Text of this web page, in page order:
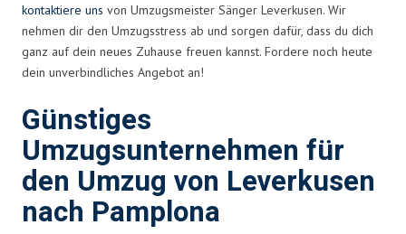
kontaktiere uns von Umzugsmeister Sänger Leverkusen. Wir
nehmen dir den Umzugsstress ab und sorgen dafür, dass du dich
ganz auf dein neues Zuhause freuen kannst. Fordere noch heute
dein unverbindliches Angebot an!
Günstiges
Umzugsunternehmen für
den Umzug von Leverkusen
nach Pamplona